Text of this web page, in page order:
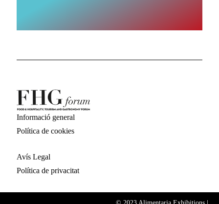
Informació general
Política de cookies
Avís Legal
Política de privacitat